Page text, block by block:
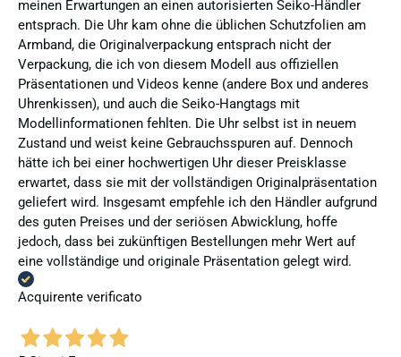
meinen Erwartungen an einen autorisierten Seiko-Händler
entsprach. Die Uhr kam ohne die üblichen Schutzfolien am
Armband, die Originalverpackung entsprach nicht der
Verpackung, die ich von diesem Modell aus offiziellen
Präsentationen und Videos kenne (andere Box und anderes
Uhrenkissen), und auch die Seiko-Hangtags mit
Modellinformationen fehlten. Die Uhr selbst ist in neuem
Zustand und weist keine Gebrauchsspuren auf. Dennoch
hätte ich bei einer hochwertigen Uhr dieser Preisklasse
erwartet, dass sie mit der vollständigen Originalpräsentation
geliefert wird. Insgesamt empfehle ich den Händler aufgrund
des guten Preises und der seriösen Abwicklung, hoffe
jedoch, dass bei zukünftigen Bestellungen mehr Wert auf
eine vollständige und originale Präsentation gelegt wird.
Acquirente verificato